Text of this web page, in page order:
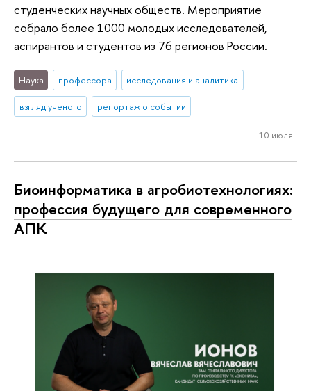
Круглый стол «Возможно ли современное
рамках выставки АГРОС
Конференция «Инновационное развитие
студенческих научных обществ. Мероприятие
собрало более 1000 молодых исследователей,
аспирантов и студентов из 76 регионов России.
Наука профессора исследования и аналитика
взгляд ученого репортаж о событии
10 июля
Биоинформатика в агробиотехнологиях:
профессия будущего для современного
АПК